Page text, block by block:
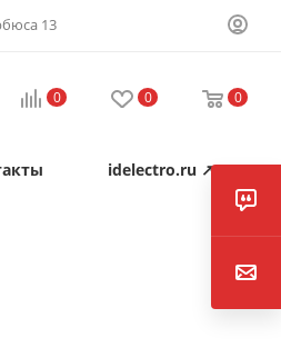
13
0 0 0
idelectro.ru ↗